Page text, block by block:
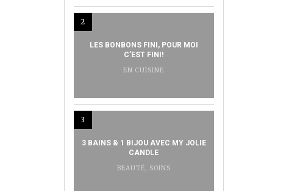
2
LES BONBONS FINI, POUR MOI
C’EST FINI!
EN CUISINE
3
3 BAINS & 1 BIJOU AVEC MY JOLIE
CANDLE
BEAUTÉ, SOINS